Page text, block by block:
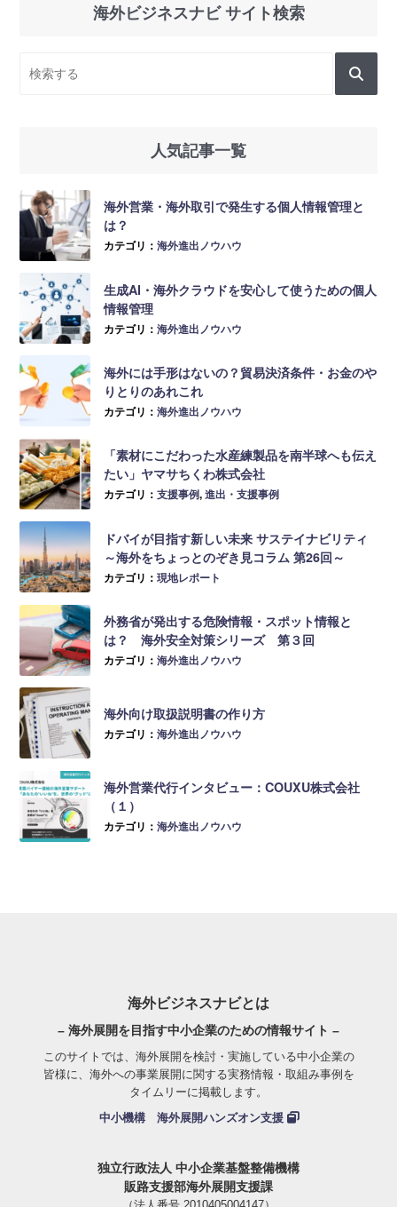
海外ビジネスナビ サイト検索
人気記事一覧
海外営業・海外取引で発生する個人情報管理と
は？
カテゴリ：海外進出ノウハウ
生成AI・海外クラウドを安心して使うための個人
情報管理
カテゴリ：海外進出ノウハウ
海外には手形はないの？貿易決済条件・お金のや
りとりのあれこれ
カテゴリ：海外進出ノウハウ
「素材にこだわった水産練製品を南半球へも伝え
たい」ヤマサちくわ株式会社
カテゴリ：支援事例,進出・支援事例
ドバイが目指す新しい未来 サステイナビリティ
～海外をちょっとのぞき見コラム 第26回～
カテゴリ：現地レポート
外務省が発出する危険情報・スポット情報と
は？ 海外安全対策シリーズ 第３回
カテゴリ：海外進出ノウハウ
海外向け取扱説明書の作り方
カテゴリ：海外進出ノウハウ
海外営業代行インタビュー：COUXU株式会社
（１）
カテゴリ：海外進出ノウハウ
海外ビジネスナビとは
– 海外展開を目指す中小企業のための情報サイト –
このサイトでは、海外展開を検討・実施している中小企業の
皆様に、海外への事業展開に関する実務情報・取組み事例を
タイムリーに掲載します。
中小機構 海外展開ハンズオン支援
独立行政法人 中小企業基盤整備機構
販路支援部海外展開支援課